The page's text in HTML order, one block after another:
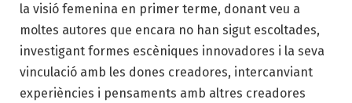
la visió femenina en primer terme, donant veu a
moltes autores que encara no han sigut escoltades,
investigant formes escèniques innovadores i la seva
vinculació amb les dones creadores, intercanviant
experiències i pensaments amb altres creadores